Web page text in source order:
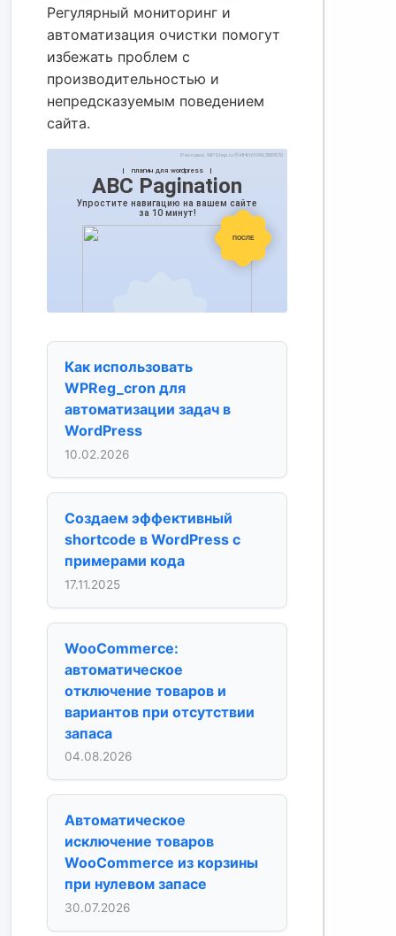
Регулярный мониторинг и
автоматизация очистки помогут
избежать проблем с
производительностью и
непредсказуемым поведением
сайта.
Как использовать
WPReg_cron для
автоматизации задач в
WordPress
10.02.2026
Создаем эффективный
shortcode в WordPress с
примерами кода
17.11.2025
WooCommerce:
автоматическое
отключение товаров и
вариантов при отсутствии
запаса
04.08.2026
Автоматическое
исключение товаров
WooCommerce из корзины
при нулевом запасе
30.07.2026